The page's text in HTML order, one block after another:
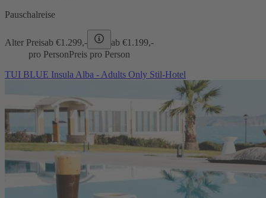
Pauschalreise
Alter Preisab €1.299,- ab €1.199,-
pro PersonPreis pro Person
TUI BLUE Insula Alba - Adults Only Stil-Hotel